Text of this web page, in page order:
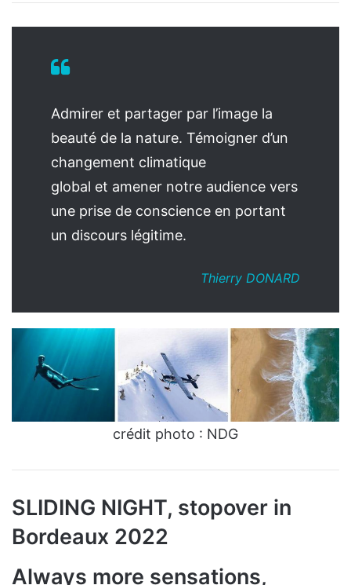
Admirer et partager par l’image la
beauté de la nature. Témoigner d’un
changement climatique
global et amener notre audience vers
une prise de conscience en portant
un discours légitime.
Thierry DONARD
crédit photo : NDG
SLIDING NIGHT, stopover in
Bordeaux 2022
Always more sensations,